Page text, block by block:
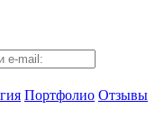
Портфолио Отзывы